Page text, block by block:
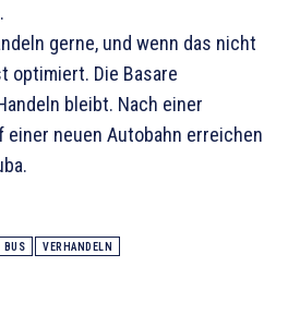
gerne, und wenn das nicht
optimiert. Die Basare
bleibt. Nach einer
neuen Autobahn erreichen
BUS VERHANDELN